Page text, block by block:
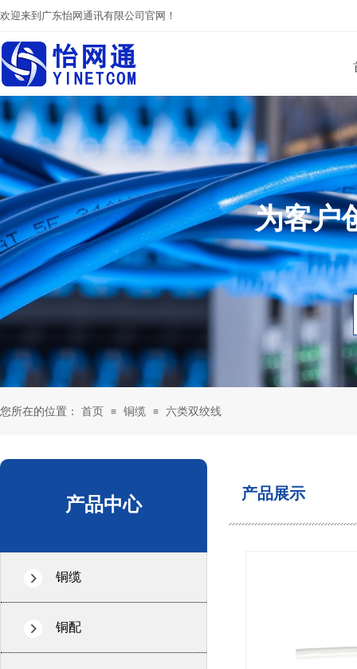
欢迎来到广东怡网通讯有限公司官网！
为客户
您所在的位置： 首页 ≡ 铜缆 ≡ 六类双绞线
产品中心
产品展示
铜缆
铜配